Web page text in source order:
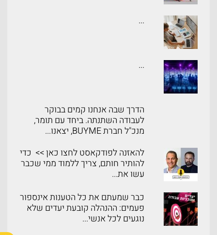
...
...
הדרך שבה אנחנו קמים בבוקר
לעבודה השתנתה. ביחד עם תומר,
מנכ"ל חברת BUYME, יצאנו...
להאזנה לפודקאסט לחצו כאן >> כדי
להותיר חותם, צריך ללמוד ממי שכבר
עשו את...
כבר שמעתם את כל הטענות אינספור
פעמים: ההנהלה קובעת יעדים שלא
נוגעים לכל אנשי...